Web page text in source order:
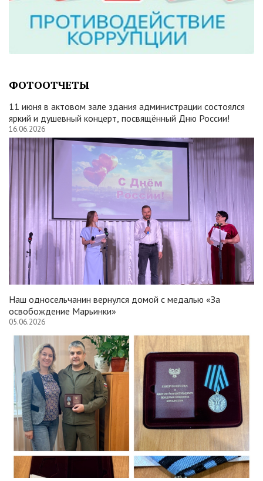
ФОТООТЧЕТЫ
11 июня в актовом зале здания администрации состоялся
яркий и душевный концерт, посвящённый Дню России!
16.06.2026
Наш односельчанин вернулся домой с медалью «За
освобождение Марьинки»
05.06.2026